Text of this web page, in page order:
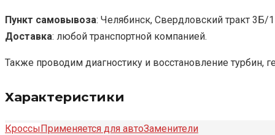
Пункт самовывоза: Челябинск, Свердловский тракт 3Б/1
Доставка: любой транспортной компанией.
Также проводим диагностику и восстановление турбин,
Характеристики
КроссыПрименяется для автоЗаменители